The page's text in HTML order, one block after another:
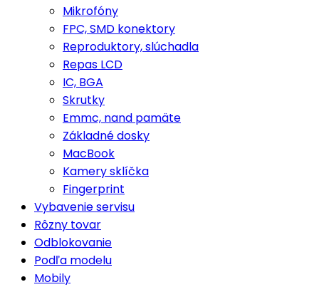
Mikrofóny
FPC, SMD konektory
Reproduktory, slúchadla
Repas LCD
IC, BGA
Skrutky
Emmc, nand pamäte
Základné dosky
MacBook
Kamery sklíčka
Fingerprint
Vybavenie servisu
Rôzny tovar
Odblokovanie
Podľa modelu
Mobily